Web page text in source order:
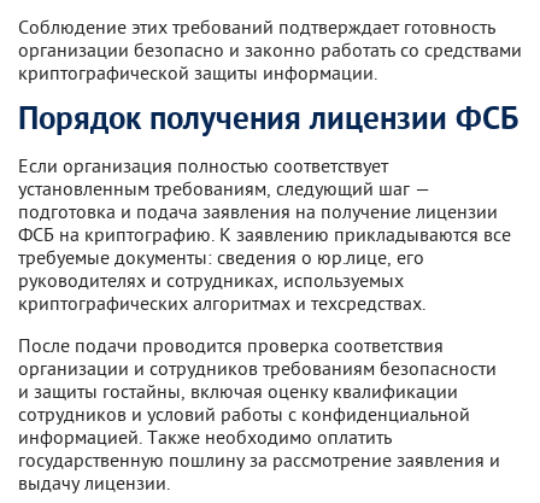
Соблюдение этих требований подтверждает готовность
организации безопасно и законно работать со средствами
криптографической защиты информации.
Порядок получения лицензии ФСБ
Если организация полностью соответствует
установленным требованиям, следующий шаг —
подготовка и подача заявления на получение лицензии
ФСБ на криптографию. К заявлению прикладываются все
требуемые документы: сведения о юр.лице, его
руководителях и сотрудниках, используемых
криптографических алгоритмах и техсредствах.
После подачи проводится проверка соответствия
организации и сотрудников требованиям безопасности
и защиты гостайны, включая оценку квалификации
сотрудников и условий работы с конфиденциальной
информацией. Также необходимо оплатить
государственную пошлину за рассмотрение заявления и
выдачу лицензии.